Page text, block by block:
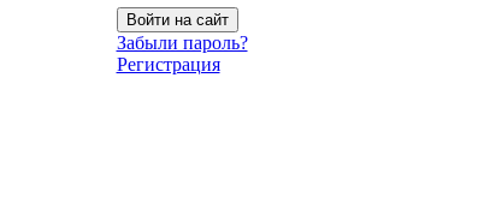
Забыли пароль?
Регистрация